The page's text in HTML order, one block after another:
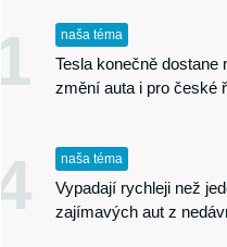
1 naša téma
Tesla konečně dostane
změní auta i pro české
4 naša téma
Vypadají rychleji než
zajímavých aut z